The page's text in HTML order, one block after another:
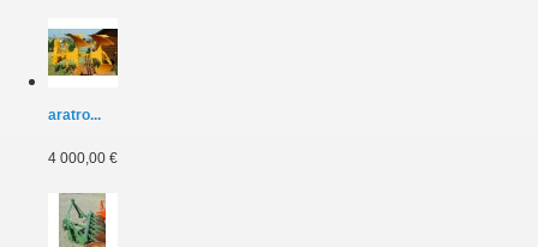
aratro...
4 000,00 €